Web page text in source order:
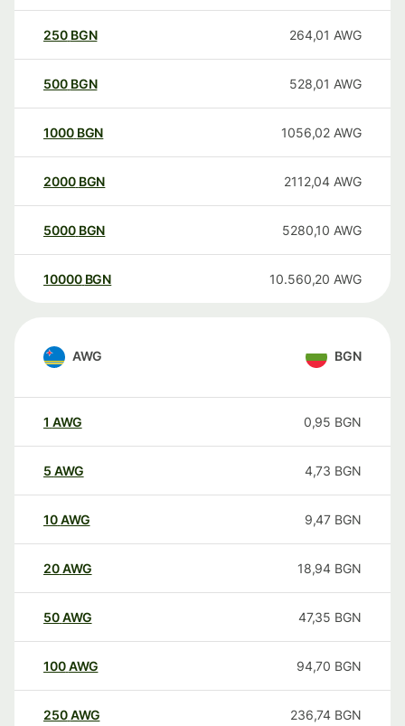
250 BGN 264,01 AWG
500 BGN 528,01 AWG
1000 BGN 1056,02 AWG
2000 BGN 2112,04 AWG
5000 BGN 5280,10 AWG
10000 BGN 10.560,20 AWG
AWG BGN
1 AWG 0,95 BGN
5 AWG 4,73 BGN
10AWG 9,47 BGN
20AWG 18,94 BGN
50AWG 47,35 BGN
100AWG 94,70 BGN
250AWG 236,74 BGN